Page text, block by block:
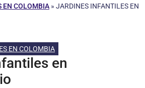
EN COLOMBIA » JARDINES INFANTILES EN
EN COLOMBIA
en